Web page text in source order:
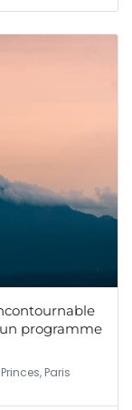
un programme
Paris